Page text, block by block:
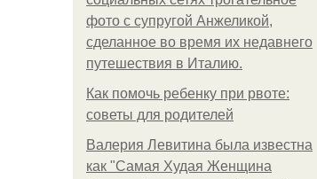
фото с супругой Анжеликой,
сделанное во время их недавнего
путешествия в Италию.
Как помочь ребенку при рвоте:
советы для родителей
Валерия Левитина была известна
как "Самая Худая Женщина